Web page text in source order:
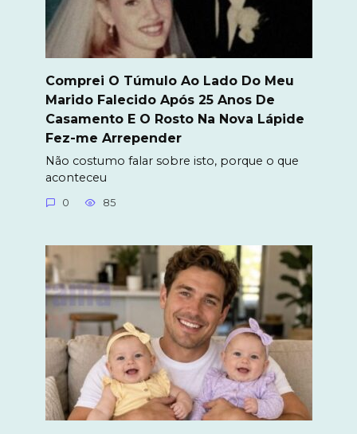
Comprei O Túmulo Ao Lado Do Meu
Marido Falecido Após 25 Anos De
Casamento E O Rosto Na Nova Lápide
Fez-me Arrepender
Não costumo falar sobre isto, porque o que
aconteceu
0 85